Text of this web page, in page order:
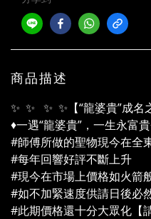
商品描述
✨ ✨ ✨ ✨【“龍婆貴”成名
♦️一遇“龍婆貴”，一生永富
#師傅所做的聖物現今在全
#每年回響好評不斷上升
#現今在市場上價格如火箭
#如不加緊速度供請日後必
#此期價格還十分大眾化【